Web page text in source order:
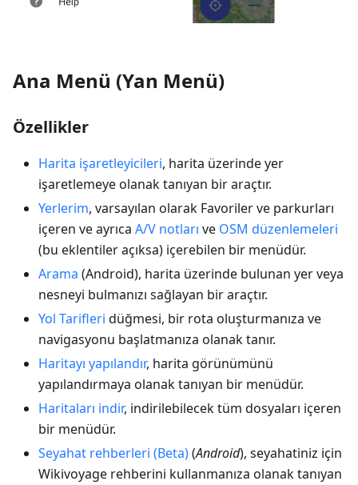
Ana Menü (Yan Menü)
Özellikler
Harita işaretleyicileri, harita üzerinde yer
işaretlemeye olanak tanıyan bir araçtır.
Yerlerim, varsayılan olarak Favoriler ve parkurları
içeren ve ayrıca A/V notları ve OSM düzenlemeleri
(bu eklentiler açıksa) içerebilen bir menüdür.
Arama (Android), harita üzerinde bulunan yer veya
nesneyi bulmanızı sağlayan bir araçtır.
Yol Tarifleri düğmesi, bir rota oluşturmanıza ve
navigasyonu başlatmanıza olanak tanır.
Haritayı yapılandır, harita görünümünü
yapılandırmaya olanak tanıyan bir menüdür.
Haritaları indir, indirilebilecek tüm dosyaları içeren
bir menüdür.
Seyahat rehberleri (Beta)(Android), seyahatiniz için
Wikivoyage rehberini kullanmanıza olanak tanıyan